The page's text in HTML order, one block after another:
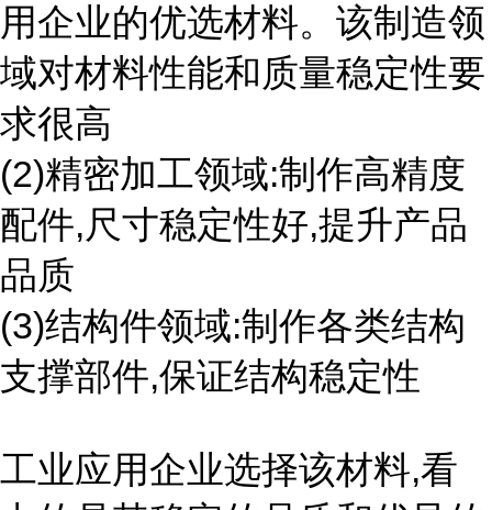
用企业的优选材料。该制造领
域对材料性能和质量稳定性要
求很高
(2)精密加工领域:制作高精度
配件,尺寸稳定性好,提升产品
品质
(3)结构件领域:制作各类结构
支撑部件,保证结构稳定性
工业应用企业选择该材料,看